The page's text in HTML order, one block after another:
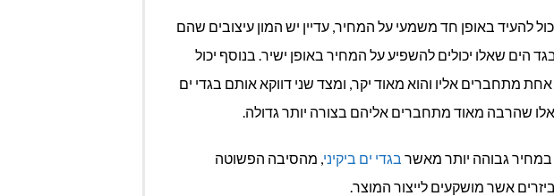
להעיד באופן חד משמעי על המחיר, עדיין יש המון עיצובים שהם
הים שאלו יכולים להשפיע על המחיר באופן ישיר. בנוסף יכול
מתחברים אליו והוא מאוד יקר, ומצד שני דווקא אותם בגדי ים
כאלו שהרבה מאוד מתחברים אליהם בצורה יותר גדולה.
במחיר גבוהה יותר מאשר בגדי ים ביקיני, מהסיבה הפשוטה
אשר מושקעים לייצור המוצר.